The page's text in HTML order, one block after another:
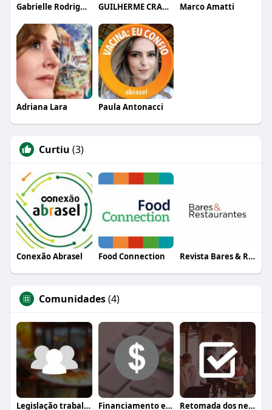
Gabrielle Rodrigues GUILHERME CRAMER BALLE Marco Amatti
Adriana Lara Paula Antonacci
Curtiu (3)
Conexão Abrasel Food Connection Revista Bares & Restaurantes
Comunidades(4)
Legislação trabalhista Financiamento e crédito Retomada dos negócios